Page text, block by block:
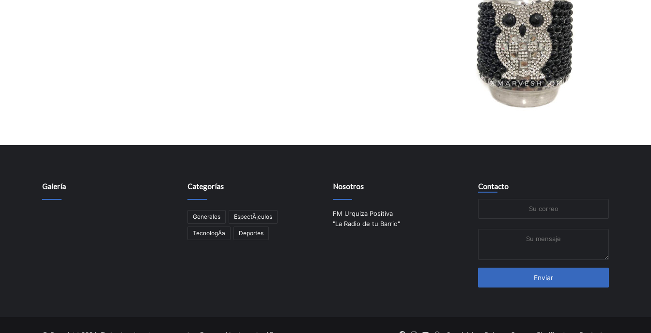
Galería Categorías
Generales EspectÃ¡culos
TecnologÃ­a Deportes
Nosotros
FM Urquiza Positiva
"La Radio de tu Barrio"
Contacto